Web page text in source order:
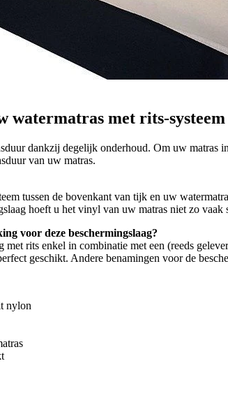
watermatras met rits-systeem
dankzij degelijk onderhoud. Om uw matras
van uw matras.
tussen de bovenkant van tijk en uw
hoeft u het vinyl van uw matras niet zo
voor deze beschermingslaag?
met rits enkel in combinatie met een (reeds
geschikt. Andere benamingen voor de
nylon